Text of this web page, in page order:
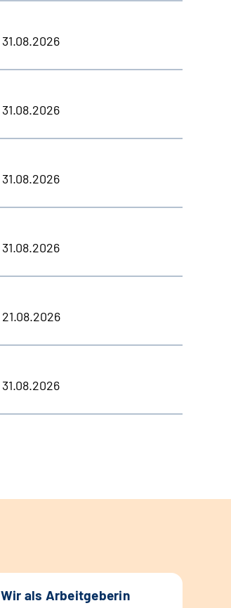
31.08.2026
31.08.2026
31.08.2026
31.08.2026
21.08.2026
31.08.2026
Wir als Arbeitgeberin